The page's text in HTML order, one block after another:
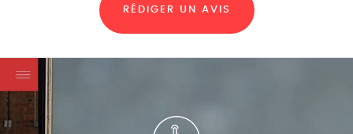
RÉDIGER UN AVIS